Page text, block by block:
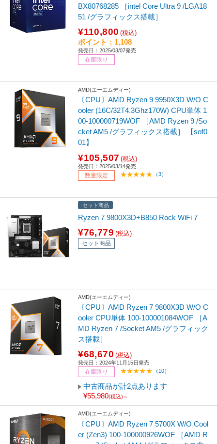
BX80768285 ［intel Core Ultra 9 /LGA18
51 /グラフィックス搭載］
¥110,800 (税込)
ポイント：1,108
発売日：2025/03/07発売
在庫限り
AMD(エーエムディー)
〔CPU〕AMD Ryzen 9 9950X3D W/O C
ooler (16C/32T4.3Ghz170W) CPU単体 1
00-100000719WOF ［AMD Ryzen 9 /So
cket AM5 /グラフィックス搭載］ 【sof0
01】
¥105,507 (税込)
発売日：2025/03/14発売
数量限定 （3）
セット商品
Ryzen 7 9800X3D+B850 Rock WiFi 7
¥76,779 (税込)
セット商品
AMD(エーエムディー)
〔CPU〕AMD Ryzen 7 9800X3D W/O C
ooler CPU単体 100-100001084WOF ［A
MD Ryzen 7 /Socket AM5 /グラフィック
ス搭載］
¥68,670 (税込)
発売日：2024年11月15日発売
在庫限り （10）
中古商品が計2点あります
¥55,980(税込)～
AMD(エーエムディー)
〔CPU〕AMD Ryzen 7 5700X W/O Cool
er (Zen3) 100-100000926WOF ［AMD R